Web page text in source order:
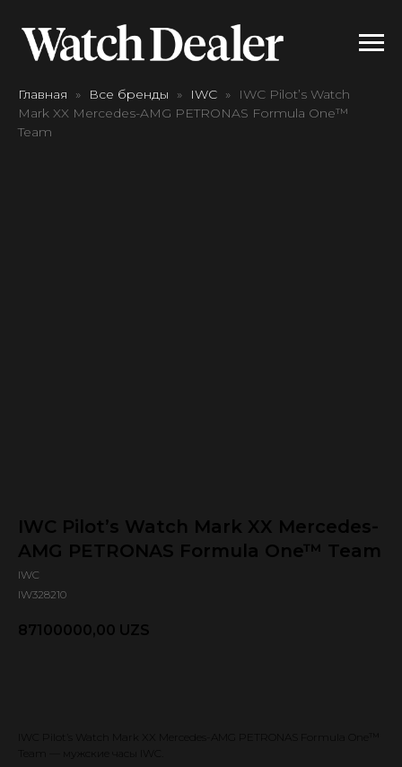
Главная Все бренды IWC
IWC Pilot’s Watch
Mark XX Mercedes-AMG PETRONAS Formula One™
Team
IWC Pilot’s Watch Mark XX Mercedes-
AMG PETRONAS Formula One™ Team
IWC
IW328210
87100000,00 UZS
IWC Pilot’s Watch Mark XX Mercedes-AMG PETRONAS Formula One™
Team — мужские часы IWC.